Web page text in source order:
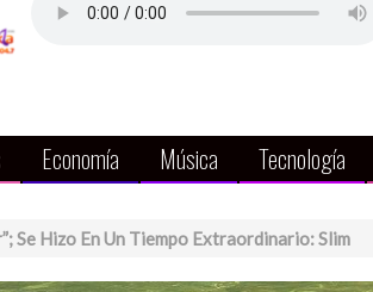
Economía Música Tecnología
Se Hizo En Un Tiempo Extraordinario: Slim